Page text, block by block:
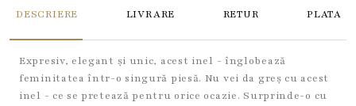
DESCRIERE LIVRARE RETUR PLATA
Expresiv, elegant și unic, acest inel - înglobează
feminitatea într-o singură piesă. Nu vei da greș cu acest
inel - ce se pretează pentru orice ocazie. Surprinde-o cu